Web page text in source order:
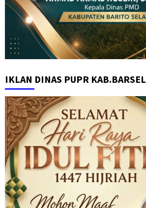
IKLAN DINAS PUPR KAB.BARSEL